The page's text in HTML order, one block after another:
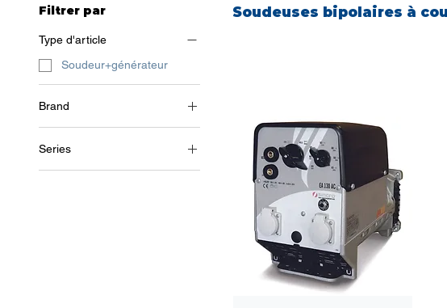
Filtrer par
Type d'article
Soudeur+générateur
Brand
Sincro
Series
CA (Courant alternatif)
Soudeuses bipolaires à